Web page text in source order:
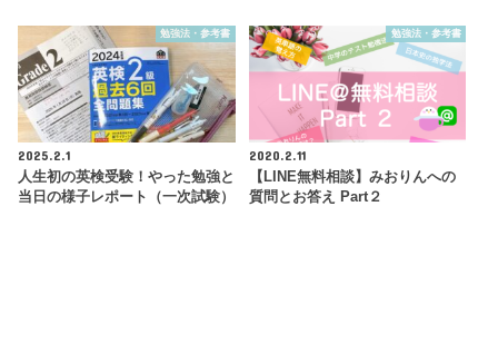
勉強法・参考書
2025.2.1
人生初の英検受験！やった勉強と
当日の様子レポート（一次試験）
勉強法・参考書
2020.2.11
【LINE無料相談】みおりんへの
質問とお答え Part２